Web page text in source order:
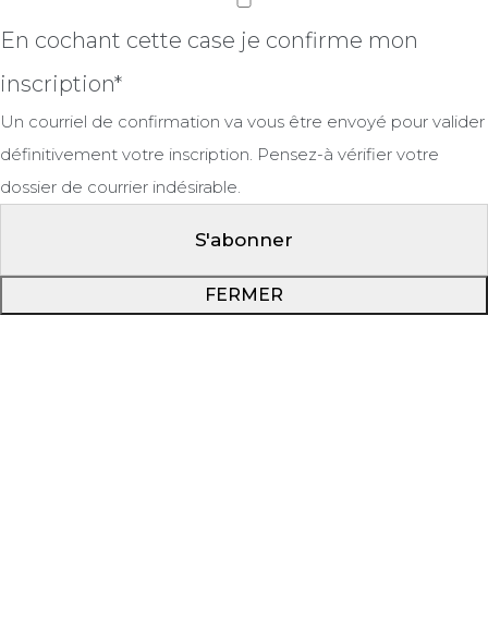
En cochant cette case je confirme mon
inscription*
Un courriel de confirmation va vous être envoyé pour valider
définitivement votre inscription. Pensez-à vérifier votre
dossier de courrier indésirable.
FERMER